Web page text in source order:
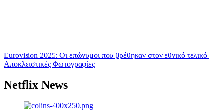
Eurovision 2025: Οι επώνυμοι που βρέθηκαν στον εθνικό τελικό |
Αποκλειστικές Φωτογραφίες
Netflix News